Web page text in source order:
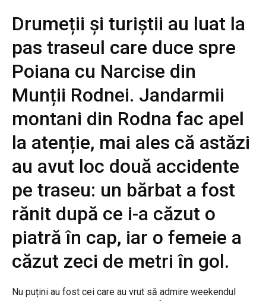
Drumeții și turiștii au luat la
pas traseul care duce spre
Poiana cu Narcise din
Munții Rodnei. Jandarmii
montani din Rodna fac apel
la atenție, mai ales că astăzi
au avut loc două accidente
pe traseu: un bărbat a fost
rănit după ce i-a căzut o
piatră în cap, iar o femeie a
căzut zeci de metri în gol.
Nu puțini au fost cei care au vrut să admire weekendul